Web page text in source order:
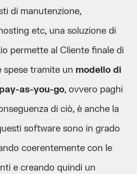
di manutenzione,
etc, una soluzione di
permette al Cliente finale di
tramite un modello di
as-you-go, ovvero paghi
di ciò, è anche la
software sono in grado
coerentemente con le
e creando quindi un